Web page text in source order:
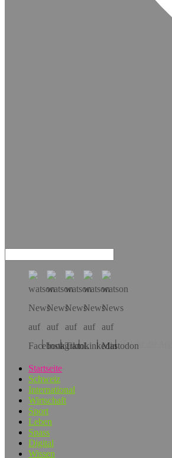
Hol dir die App!
Startseite
Schweiz
International
Wirtschaft
Sport
Leben
Spass
Digital
Wissen